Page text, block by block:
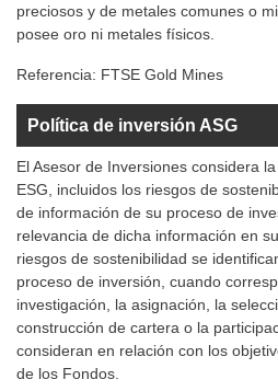
preciosos y de metales comunes o
posee oro ni metales físicos.
Referencia: FTSE Gold Mines
Política de inversión ASG
El Asesor de Inversiones considera
ESG, incluidos los riesgos de
de información de su proceso de
relevancia de dicha información en
riesgos de sostenibilidad se
proceso de inversión, cuando
investigación, la asignación, la
construcción de cartera o la
consideran en relación con los
de los Fondos.